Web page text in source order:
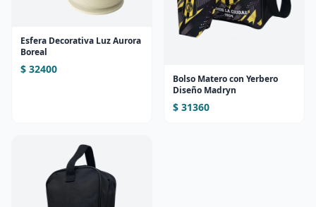
Esfera Decorativa Luz Aurora
Boreal
$ 32400
Bolso Matero con Yerbero
Diseño Madryn
$ 31360